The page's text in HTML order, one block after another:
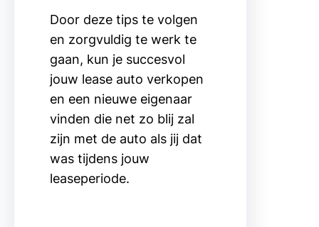
Door deze tips te volgen
en zorgvuldig te werk te
gaan, kun je succesvol
jouw lease auto verkopen
en een nieuwe eigenaar
vinden die net zo blij zal
zijn met de auto als jij dat
was tijdens jouw
leaseperiode.